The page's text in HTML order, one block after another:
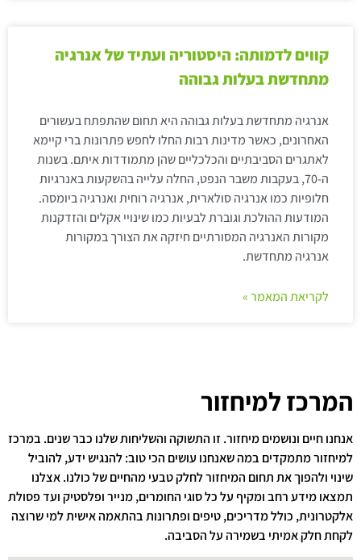
קווים לדמותה: היסטוריה ועתיד של אנרגיה
מתחדשת בעלות גבוהה
אנרגיה מתחדשת בעלות גבוהה היא תחום שהתפתח בעשורים
האחרונים, כאשר מדינות רבות החלו לחפש פתרונות ברי קיימא
לאתגרים הסביבתיים והכלכליים שהן מתמודדות איתם. בשנות
ה-70, בעקבות משבר הנפט, החלה עלייה בהשקעות באנרגיות
חלופיות כמו אנרגיה סולארית, אנרגיה רוחית ואנרגיה ביומסה.
המודעות ההולכת וגוברת לבעיות כמו שינויי אקלים והזדקנות
מקורות האנרגיה המסורתיים חיזקה את הצורך במקורות
אנרגיה מתחדשת.
לקריאת המאמר »
המרכז למיחזור
אנחנו חיים ונושמים מיחזור. זו התשוקה והשליחות שלנו כבר שנים. במרכז
למיחזור מתמקדים במה שאנחנו עושים הכי טוב: להנגיש ידע, להוביל
שינוי ולהפוך את תחום המיחזור לחלק טבעי מהחיים של כולנו. אצלנו
תמצאו מידע רחב ומקיף על כל סוגי החומרים, מנייר ופלסטיק ועד פסולת
אלקטרונית, כולל מדריכים, טיפים ופתרונות בהתאמה אישית למי שרוצה
לקחת חלק אמיתי בשמירה על הסביבה.